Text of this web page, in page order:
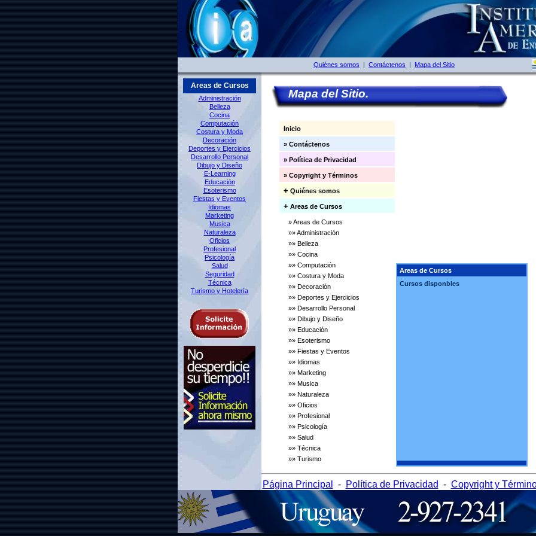
Quiénes somos | Contáctenos | Mapa del Sitio
Areas de Cursos
Administración
Belleza
Cocina
Computación
Costura y Moda
Decoración
Deportes y Ejercicios
Desarrollo Personal
Dibujo y Diseño
E-Learning
Educación
Esoterismo
Fiestas y Eventos
Idiomas
Marketing
Musica
Naturaleza
Oficios
Profesional
Psicología
Salud
Seguridad
Técnica
Turismo y Hotelería
Mapa del Sitio.
Inicio
» Contáctenos
» Política de Privacidad
» Copyright y Términos
+ Quiénes somos
+ Areas de Cursos
» Areas de Cursos
»» Administración
»» Belleza
»» Cocina
»» Computación
»» Costura y Moda
»» Decoración
»» Deportes y Ejercicios
»» Desarrollo Personal
»» Dibujo y Diseño
»» Educación
»» Esoterismo
»» Fiestas y Eventos
»» Idiomas
»» Marketing
»» Musica
»» Naturaleza
»» Oficios
»» Profesional
»» Psicología
»» Salud
»» Técnica
»» Turismo
Areas de Cursos
Cursos disponbles
Página Principal - Política de Privacidad - Copyright y